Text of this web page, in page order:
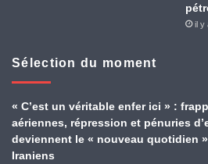
il y
Sélection du moment
« C’est un véritable enfer ici » :
aériennes, répression et pénuries
deviennent le « nouveau quotidien
Iraniens